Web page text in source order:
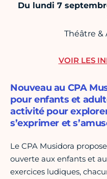
Du lundi 7
Théâtre &
Nouveau au CPA
pour enfants et
activité pour
s’exprimer et
Le CPA Musidora
ouverte aux enfants et
exercices ludiques,
VOIR LES